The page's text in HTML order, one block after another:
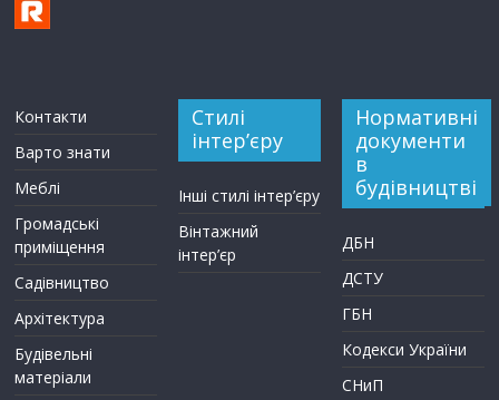
Контакти
Варто знати
Меблі
Громадські
приміщення
Садівництво
Архітектура
Будівельні
матеріали
Стилі
інтер’єру
Інші стилі інтер’єру
Вінтажний
інтер’єр
Нормативні
документи
в
будівництві
ДБН
ДСТУ
ГБН
Кодекси України
СНиП